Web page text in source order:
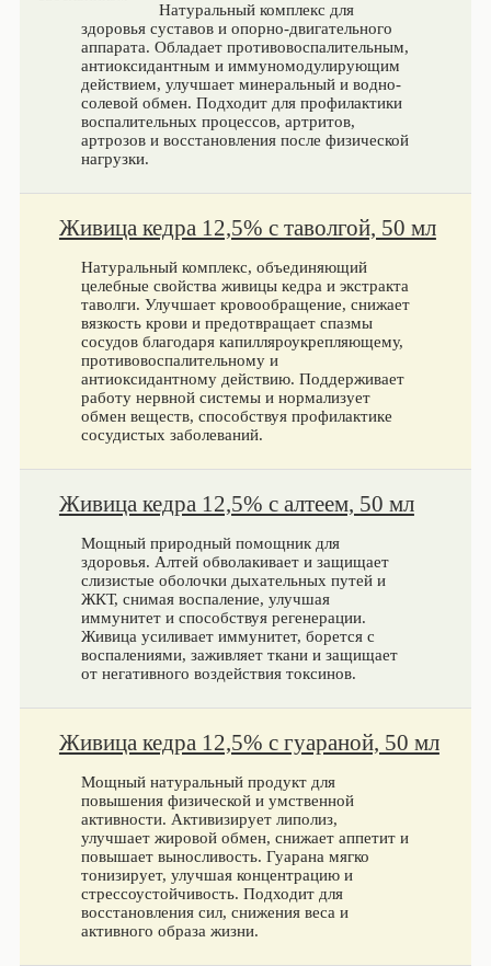
Натуральный комплекс для
здоровья суставов и опорно-двигательного
аппарата. Обладает противовоспалительным,
антиоксидантным и иммуномодулирующим
действием, улучшает минеральный и водно-
солевой обмен. Подходит для профилактики
воспалительных процессов, артритов,
артрозов и восстановления после физической
нагрузки.
Живица кедра 12,5% с таволгой, 50 мл
Натуральный комплекс, объединяющий
целебные свойства живицы кедра и экстракта
таволги. Улучшает кровообращение, снижает
вязкость крови и предотвращает спазмы
сосудов благодаря капилляроукрепляющему,
противовоспалительному и
антиоксидантному действию. Поддерживает
работу нервной системы и нормализует
обмен веществ, способствуя профилактике
сосудистых заболеваний.
Живица кедра 12,5% с алтеем, 50 мл
Мощный природный помощник для
здоровья. Алтей обволакивает и защищает
слизистые оболочки дыхательных путей и
ЖКТ, снимая воспаление, улучшая
иммунитет и способствуя регенерации.
Живица усиливает иммунитет, борется с
воспалениями, заживляет ткани и защищает
от негативного воздействия токсинов.
Живица кедра 12,5% с гуараной, 50 мл
Мощный натуральный продукт для
повышения физической и умственной
активности. Активизирует липолиз,
улучшает жировой обмен, снижает аппетит и
повышает выносливость. Гуарана мягко
тонизирует, улучшая концентрацию и
стрессоустойчивость. Подходит для
восстановления сил, снижения веса и
активного образа жизни.